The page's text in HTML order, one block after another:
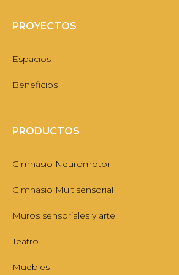
PROYECTOS
Espacios
Beneficios
PRODUCTOS
Gimnasio Neuromotor
Gimnasio Multisensorial
Muros sensoriales y arte
Teatro
Muebles